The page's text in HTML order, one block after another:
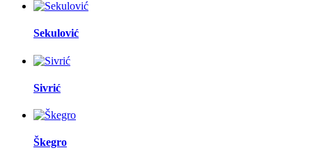
Sekulović
Sivrić
Škegro